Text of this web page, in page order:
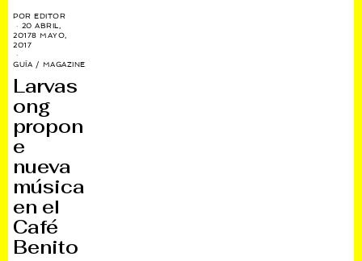
POREDITOR
20 ABRIL,
20178 MAYO,
2017
GUÍA / MAGAZINE
Larvas
ong
propon
e
nueva
música
en el
Café
Benito